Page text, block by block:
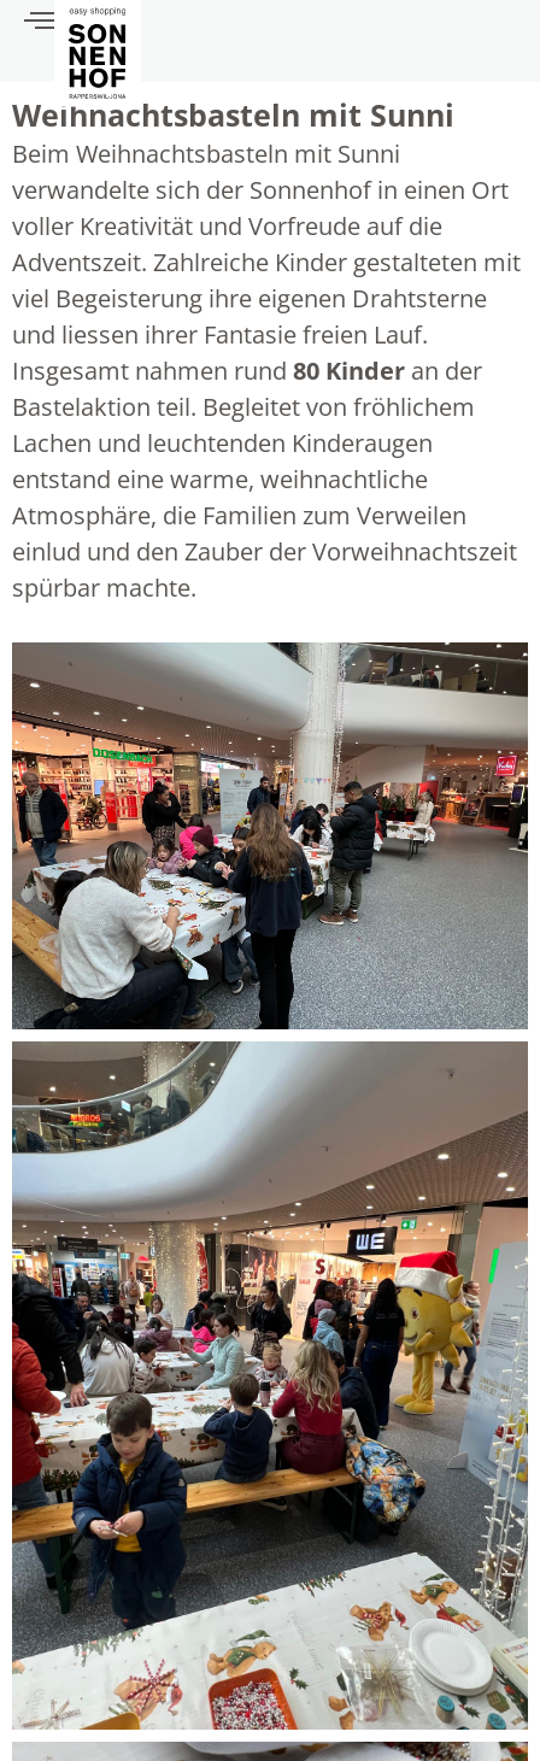
Weihnachtsbasteln mit Sunni
Beim Weihnachtsbasteln mit Sunni
verwandelte sich der Sonnenhof in einen Ort
voller Kreativität und Vorfreude auf die
Adventszeit. Zahlreiche Kinder gestalteten mit
viel Begeisterung ihre eigenen Drahtsterne
und liessen ihrer Fantasie freien Lauf.
Insgesamt nahmen rund 80 Kinder an der
Bastelaktion teil. Begleitet von fröhlichem
Lachen und leuchtenden Kinderaugen
entstand eine warme, weihnachtliche
Atmosphäre, die Familien zum Verweilen
einlud und den Zauber der Vorweihnachtszeit
spürbar machte.